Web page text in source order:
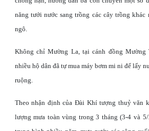
năng tưới nước sang trồng các cây trồng khác
ngô.
Không chỉ Mường La, tại cánh đồng Mường
nhiều hộ dân đã tự mua máy bơm mi ni để lấy
ruộng.
Theo nhận định của Đài Khí tượng thuỷ văn
lượng mưa toàn vùng trong 3 tháng (3-4 và